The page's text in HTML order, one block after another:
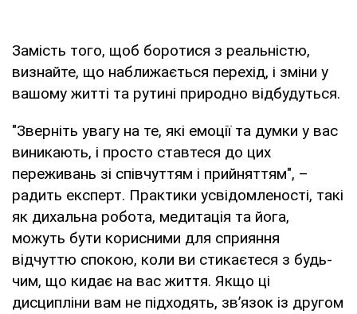
Замість того, щоб боротися з реальністю,
визнайте, що наближається перехід, і зміни у
вашому житті та рутині природно відбудуться.
"Зверніть увагу на те, які емоції та думки у вас
виникають, і просто ставтеся до цих
переживань зі співчуттям і прийняттям", –
радить експерт. Практики усвідомленості, такі
як дихальна робота, медитація та йога,
можуть бути корисними для сприяння
відчуттю спокою, коли ви стикаєтеся з будь-
чим, що кидає на вас життя. Якщо ці
дисципліни вам не підходять, зв’язок із другом